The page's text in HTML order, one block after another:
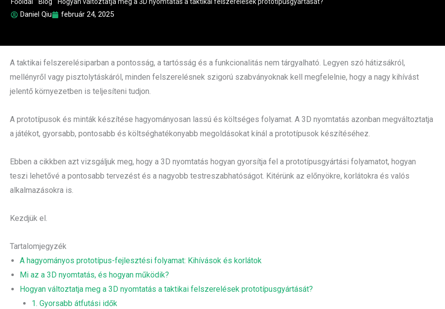
Daniel Qiu február 24, 2025
A taktikai felszerelésiparban a pontosság, a tartósság és a funkcionalitás nem tárgyalható. Legyen szó hátizsákról,
mellényről vagy pisztolytáskáról, minden felszerelésnek szigorú szabványoknak kell megfelelnie, hogy a nagy kihívást
jelentő környezetben is teljesíteni tudjon.
A prototípusok és minták készítése hagyományosan lassú és költséges folyamat. A 3D nyomtatás azonban megváltoztatja
a játékot, gyorsabb, pontosabb és költséghatékonyabb megoldásokat kínál a prototípusok készítéséhez.
Ebben a cikkben azt vizsgáljuk meg, hogy a 3D nyomtatás hogyan gyorsítja fel a prototípusgyártási folyamatot, hogyan
teszi lehetővé a pontosabb tervezést és a nagyobb testreszabhatóságot. Kitérünk az előnyökre, korlátokra és valós
alkalmazásokra is.
Kezdjük el.
Tartalomjegyzék
A hagyományos prototípus-fejlesztési folyamat: Kihívások és korlátok
Mi az a 3D nyomtatás, és hogyan működik?
Hogyan változtatja meg a 3D nyomtatás a taktikai felszerelések prototípusgyártását?
1. Gyorsabb átfutási idők